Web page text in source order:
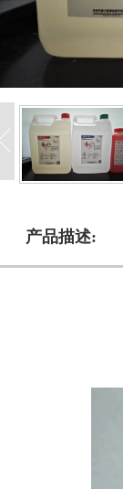
产品描述: